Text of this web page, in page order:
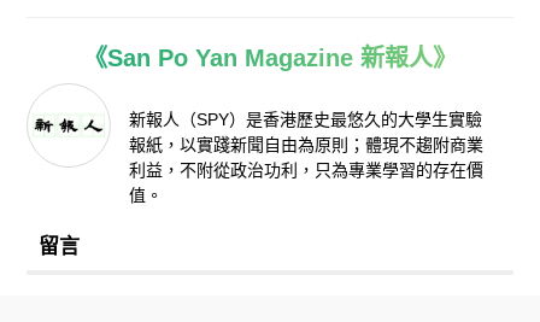
《San Po Yan Magazine 新報人》
新報人（SPY）是香港歷史最悠久的大學生實驗
報紙，以實踐新聞自由為原則；體現不趨附商業
利益，不附從政治功利，只為專業學習的存在價
值。
留言